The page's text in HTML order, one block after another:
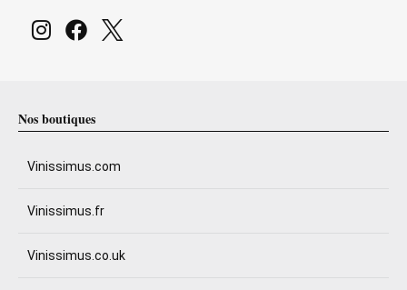
Nos boutiques
Vinissimus.com
Vinissimus.fr
Vinissimus.co.uk